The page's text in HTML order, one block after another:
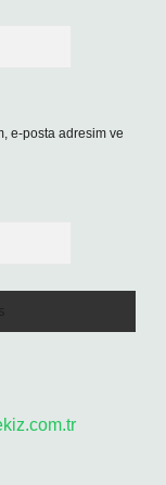
e-posta adresim ve